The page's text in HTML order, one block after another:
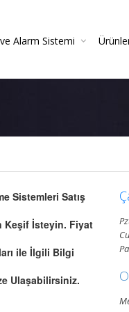
Alarm Sistemi
Sistemleri Satış
Keşif İsteyin. Fiyat
ile İlgili Bilgi
Ulaşabilirsiniz.